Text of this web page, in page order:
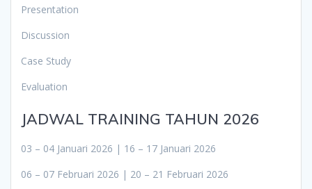
Presentation
Discussion
Case Study
Evaluation
JADWAL TRAINING TAHUN 2026
03 – 04 Januari 2026 | 16 – 17 Januari 2026
06 – 07 Februari 2026 | 20 – 21 Februari 2026